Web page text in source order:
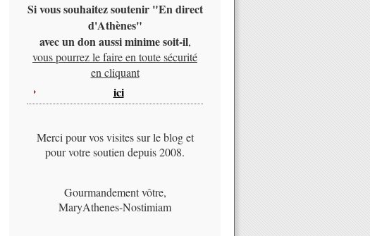
Si vous souhaitez soutenir "En direct
d'Athènes"
avec un don aussi minime soit-il,
vous pourrez le faire en toute sécurité
en cliquant
ici
Merci pour vos visites sur le blog et
pour votre soutien depuis 2008.
Gourmandement vôtre,
MaryAthenes-Nostimiam